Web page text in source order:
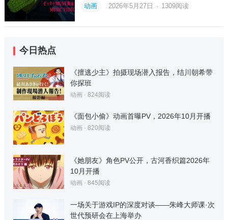
动画 2026年5月27日 · 1309阅读
今日热点
《擅逃少主》拍摄现场潜入报告，结川朝希带
你探班
动画· 824阅读
《面包小偷》动画首曝PV，2026年10月开播
动画· 820阅读
《她朋友》角色PV公开，古河香织篇2026年
10月开播
动画· 845阅读
一场关于游戏IP的深度对谈——朱峰大师课·次
世代预研会在上海举办